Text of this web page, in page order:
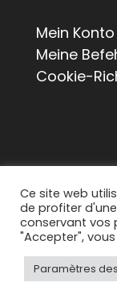
Mein Konto
Meine
Cookie-
© 2026
Chapelle 8,
Ce site web
de profiter
conservant vos
"Accepter",
Paramètres